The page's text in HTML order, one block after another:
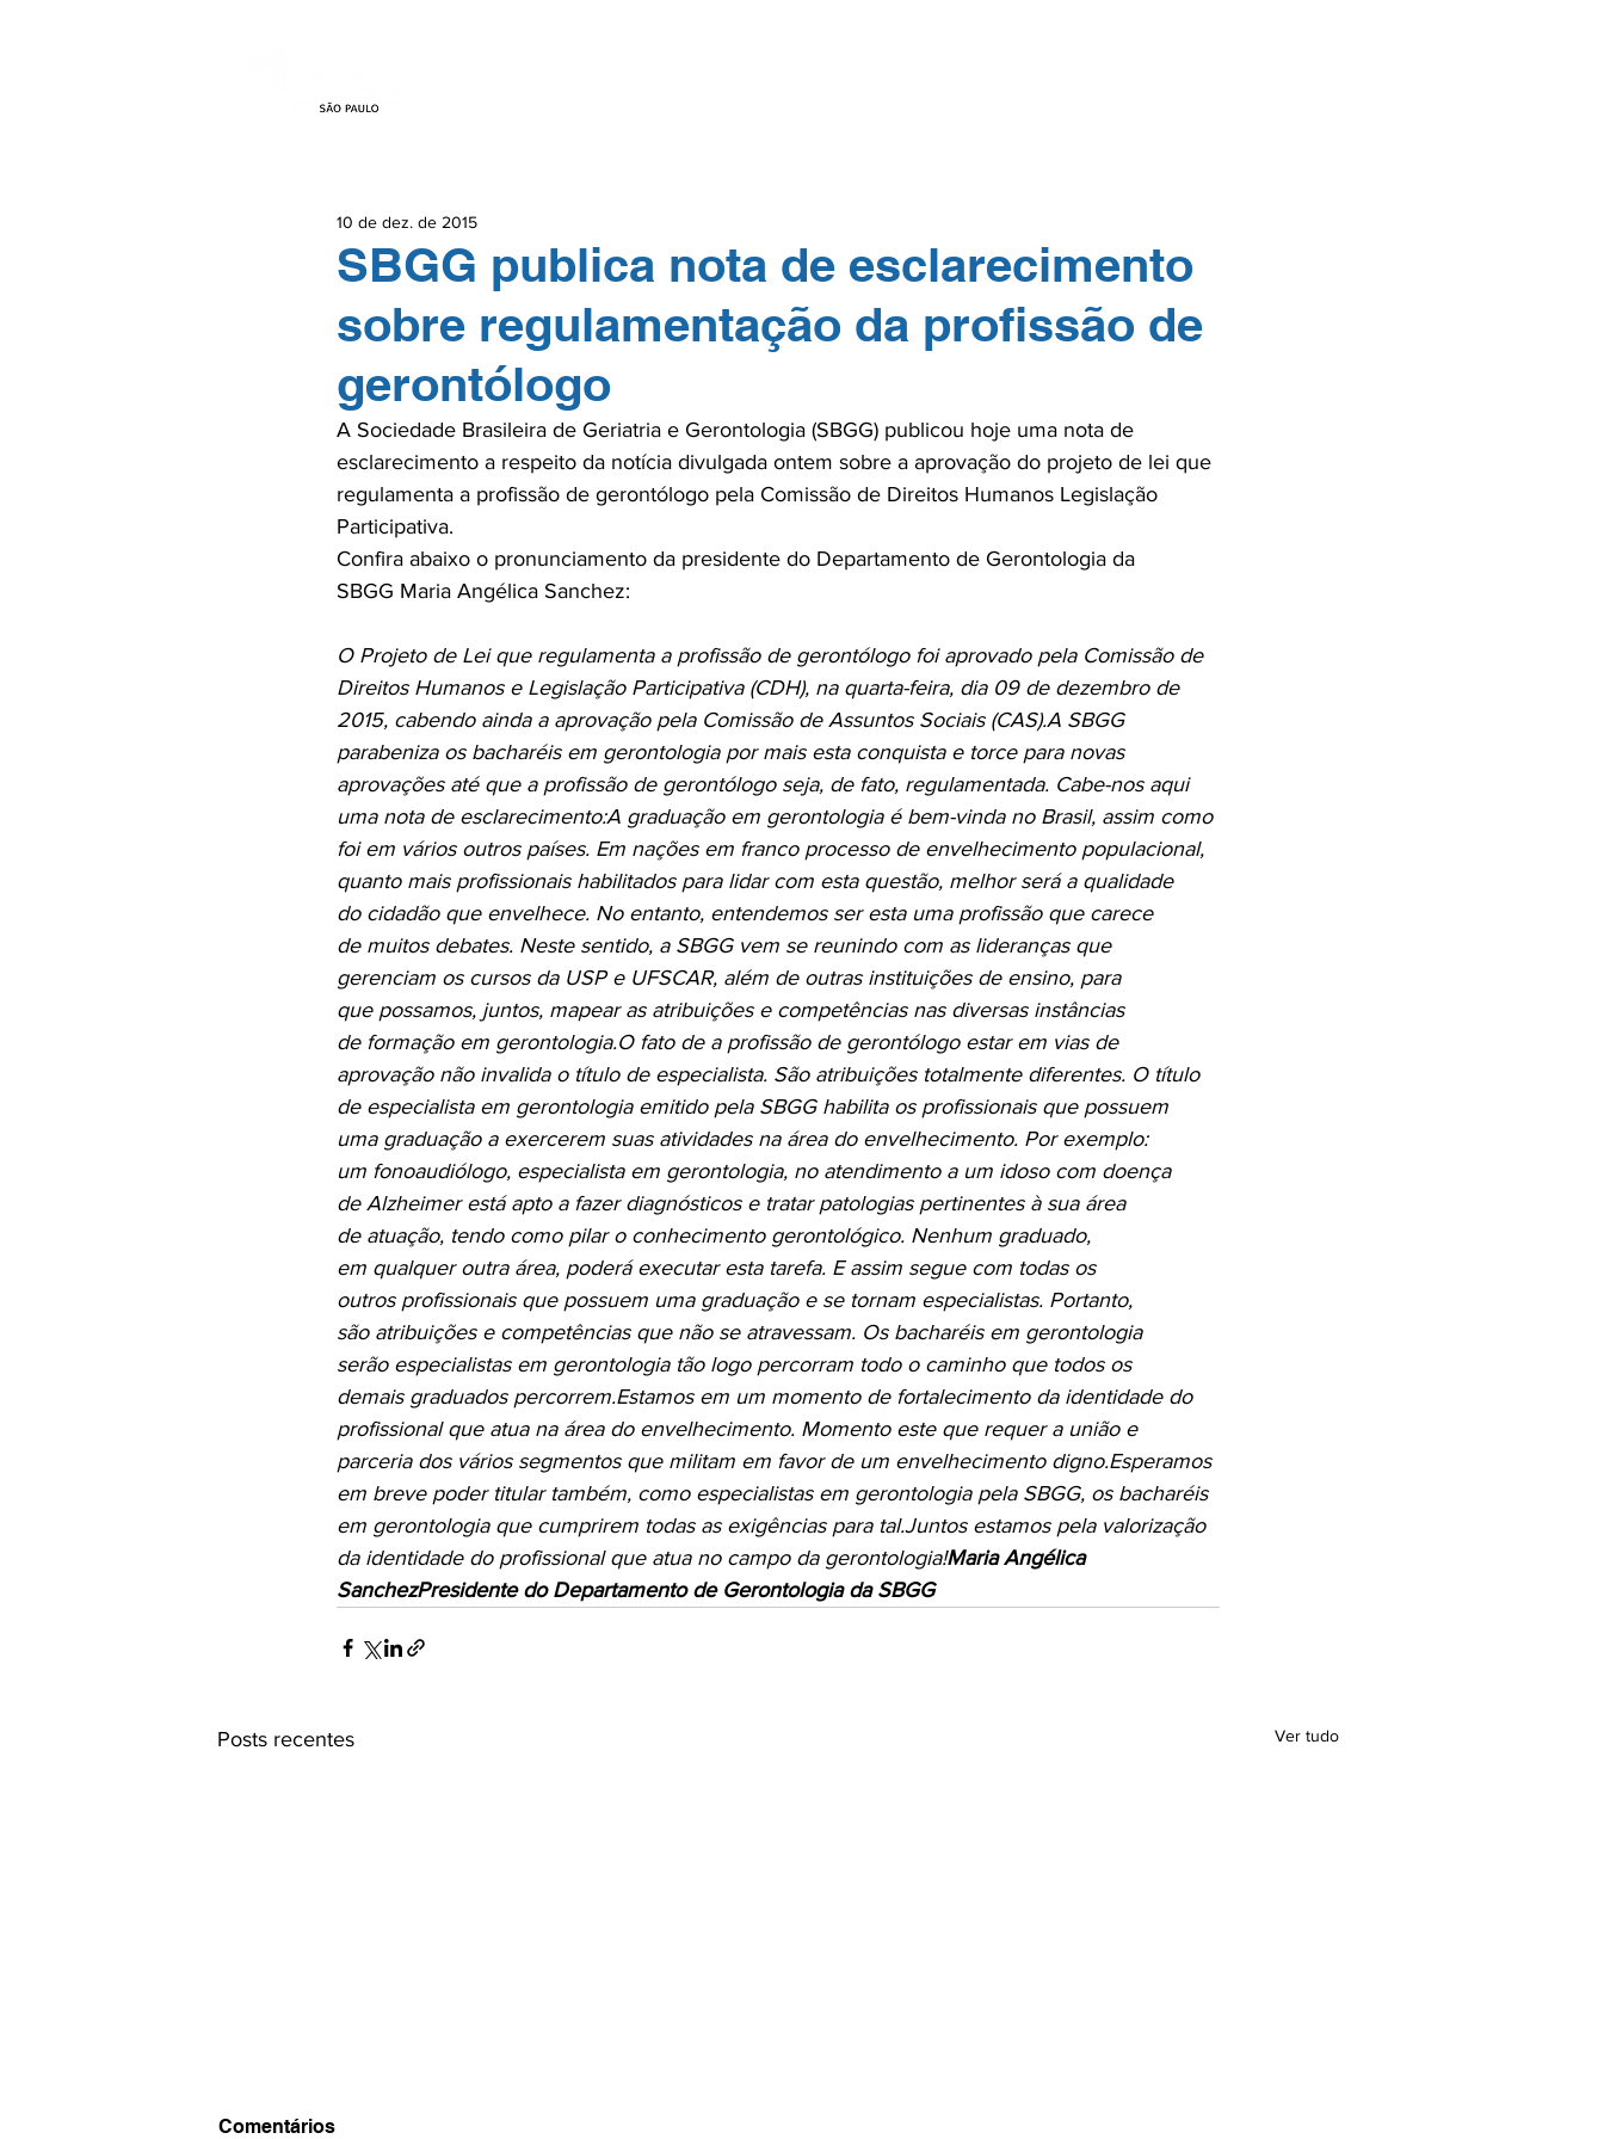
SBGG publica nota de esclarecimento
sobre regulamentação da profissão de
gerontólogo
10 de dez. de 2015
A Sociedade Brasileira de Geriatria e Gerontologia (SBGG) publicou hoje uma nota de
esclarecimento a respeito da notícia divulgada ontem sobre a aprovação do projeto de lei que
regulamenta a profissão de gerontólogo pela Comissão de Direitos Humanos Legislação
Participativa.
Confira abaixo o pronunciamento da presidente do Departamento de Gerontologia da
SBGG Maria Angélica Sanchez:
O Projeto de Lei que regulamenta a profissão de gerontólogo foi aprovado pela Comissão de
Direitos Humanos e Legislação Participativa (CDH), na quarta-feira, dia 09 de dezembro de
2015, cabendo ainda a aprovação pela Comissão de Assuntos Sociais (CAS).A SBGG
parabeniza os bacharéis em gerontologia por mais esta conquista e torce para novas
aprovações até que a profissão de gerontólogo seja, de fato, regulamentada. Cabe-nos aqui
uma nota de esclarecimento:A graduação em gerontologia é bem-vinda no Brasil, assim como
foi em vários outros países. Em nações em franco processo de envelhecimento populacional,
quanto mais profissionais habilitados para lidar com esta questão, melhor será a qualidade
do cidadão que envelhece. No entanto, entendemos ser esta uma profissão que carece
de muitos debates. Neste sentido, a SBGG vem se reunindo com as lideranças que
gerenciam os cursos da USP e UFSCAR, além de outras instituições de ensino, para
que possamos, juntos, mapear as atribuições e competências nas diversas instâncias
de formação em gerontologia.O fato de a profissão de gerontólogo estar em vias de
aprovação não invalida o título de especialista. São atribuições totalmente diferentes. O título
de especialista em gerontologia emitido pela SBGG habilita os profissionais que possuem
uma graduação a exercerem suas atividades na área do envelhecimento. Por exemplo:
um fonoaudiólogo, especialista em gerontologia, no atendimento a um idoso com doença
de Alzheimer está apto a fazer diagnósticos e tratar patologias pertinentes à sua área
de atuação, tendo como pilar o conhecimento gerontológico. Nenhum graduado,
em qualquer outra área, poderá executar esta tarefa. E assim segue com todas os
outros profissionais que possuem uma graduação e se tornam especialistas. Portanto,
são atribuições e competências que não se atravessam. Os bacharéis em gerontologia
serão especialistas em gerontologia tão logo percorram todo o caminho que todos os
demais graduados percorrem.Estamos em um momento de fortalecimento da identidade do
profissional que atua na área do envelhecimento. Momento este que requer a união e
parceria dos vários segmentos que militam em favor de um envelhecimento digno.Esperamos
em breve poder titular também, como especialistas em gerontologia pela SBGG, os bacharéis
em gerontologia que cumprirem todas as exigências para tal.Juntos estamos pela valorização
da identidade do profissional que atua no campo da gerontologia!Maria Angélica
SanchezPresidente do Departamento de Gerontologia da SBGG
Posts recentes Ver tudo
Assembleia Geral Ordinária
Comentários